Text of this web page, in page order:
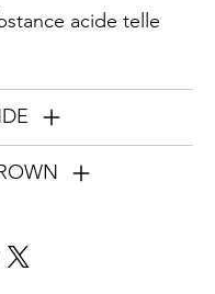
acide telle